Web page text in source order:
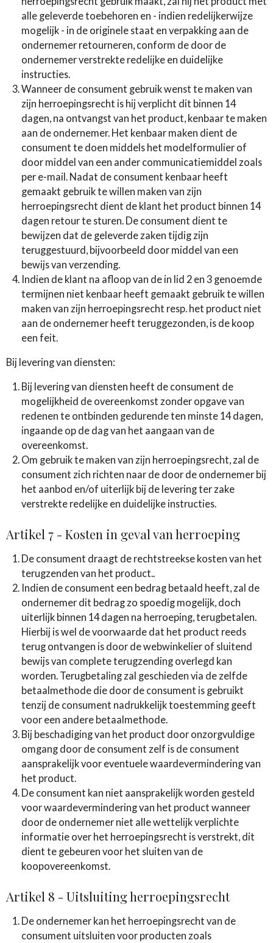
alle geleverde toebehoren en - indien redelijkerwijze
mogelijk - in de originele staat en verpakking aan de
ondernemer retourneren, conform de door de
ondernemer verstrekte redelijke en duidelijke
instructies.
Wanneer de consument gebruik wenst te maken van
zijn herroepingsrecht is hij verplicht dit binnen 14
dagen, na ontvangst van het product, kenbaar te maken
aan de ondernemer. Het kenbaar maken dient de
consument te doen middels het modelformulier of
door middel van een ander communicatiemiddel zoals
per e-mail. Nadat de consument kenbaar heeft
gemaakt gebruik te willen maken van zijn
herroepingsrecht dient de klant het product binnen 14
dagen retour te sturen. De consument dient te
bewijzen dat de geleverde zaken tijdig zijn
teruggestuurd, bijvoorbeeld door middel van een
bewijs van verzending.
Indien de klant na afloop van de in lid 2 en 3 genoemde
termijnen niet kenbaar heeft gemaakt gebruik te willen
maken van zijn herroepingsrecht resp. het product niet
aan de ondernemer heeft teruggezonden, is de koop
een feit.
Bij levering van diensten:
Bij levering van diensten heeft de consument de
mogelijkheid de overeenkomst zonder opgave van
redenen te ontbinden gedurende ten minste 14 dagen,
ingaande op de dag van het aangaan van de
overeenkomst.
Om gebruik te maken van zijn herroepingsrecht, zal de
consument zich richten naar de door de ondernemer bij
het aanbod en/of uiterlijk bij de levering ter zake
verstrekte redelijke en duidelijke instructies.
Artikel 7 - Kosten in geval van herroeping
De consument draagt de rechtstreekse kosten van het
terugzenden van het product..
Indien de consument een bedrag betaald heeft, zal de
ondernemer dit bedrag zo spoedig mogelijk, doch
uiterlijk binnen 14 dagen na herroeping, terugbetalen.
Hierbij is wel de voorwaarde dat het product reeds
terug ontvangen is door de webwinkelier of sluitend
bewijs van complete terugzending overlegd kan
worden. Terugbetaling zal geschieden via de zelfde
betaalmethode die door de consument is gebruikt
tenzij de consument nadrukkelijk toestemming geeft
voor een andere betaalmethode.
Bij beschadiging van het product door onzorgvuldige
omgang door de consument zelf is de consument
aansprakelijk voor eventuele waardevermindering van
het product.
De consument kan niet aansprakelijk worden gesteld
voor waardevermindering van het product wanneer
door de ondernemer niet alle wettelijk verplichte
informatie over het herroepingsrecht is verstrekt, dit
dient te gebeuren voor het sluiten van de
koopovereenkomst.
Artikel 8 - Uitsluiting herroepingsrecht
De ondernemer kan het herroepingsrecht van de
consument uitsluiten voor producten zoals